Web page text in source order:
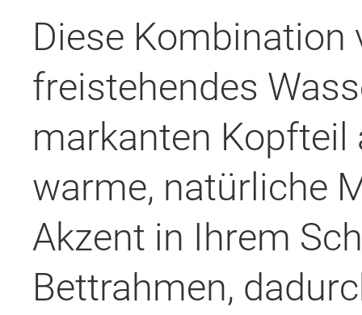
Diese Kombination
freistehendes
markanten Kopfteil
warme, natürliche
Akzent in Ihrem
Bettrahmen,